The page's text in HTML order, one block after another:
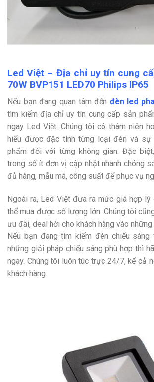
Led Việt – Địa chỉ uy tín cung
70W BVP151 LED70 Philips IP65
Nếu bạn đang quan tâm đến đèn led
tìm kiếm địa chỉ uy tín cung cấp sản
ngay Led Việt. Chúng tôi có thâm niên
hiểu được đặc tính từng loại đèn và sự
phẩm đối với từng không gian. Đặc
trong số ít đơn vị cập nhật nhanh chóng
đủ hàng, mẫu mã, công suất để phục vụ
Ngoài ra, Led Việt đưa ra mức giá hợp lý
thể mua được số lượng lớn. Chúng tôi
ưu đãi, deal hời cho khách hàng vào
Nếu bạn đang tìm kiếm đèn chiếu
những giải pháp chiếu sáng phù hợp thì
ngay. Chúng tôi luôn túc trực 24/7, kể cả
khách hàng.